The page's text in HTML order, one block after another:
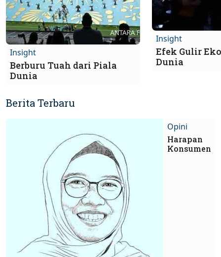
Insight
Berburu Tuah dari Piala
Dunia
Insight
Efek Gulir
Dunia
Berita Terbaru
Opini
Harapan
Konsumen